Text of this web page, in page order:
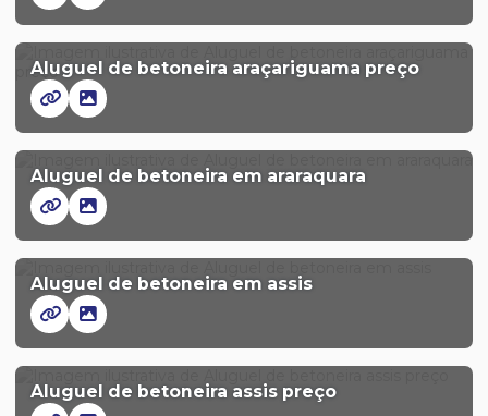
Aluguel de betoneira araçariguama preço
Aluguel de betoneira em araraquara
Aluguel de betoneira em assis
Aluguel de betoneira assis preço